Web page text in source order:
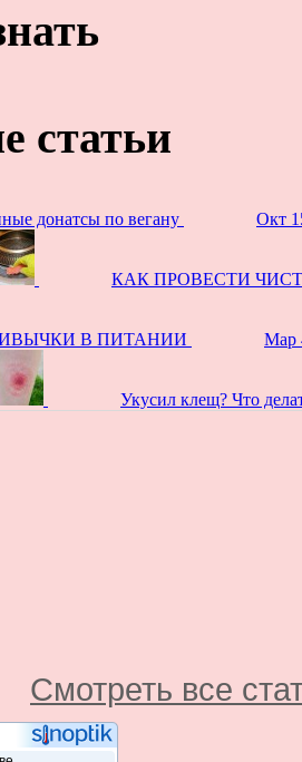
статьи
донатсы по вегану Окт
КАК ПРОВЕСТИ
В ПИТАНИИ Мар
Укусил клещ? Что
Смотреть все